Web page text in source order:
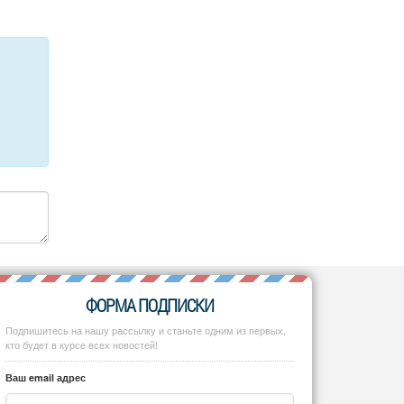
ФОРМА ПОДПИСКИ
Подпишитесь на нашу рассылку и станьте одним из первых,
кто будет в курсе всех новостей!
Ваш email адрес